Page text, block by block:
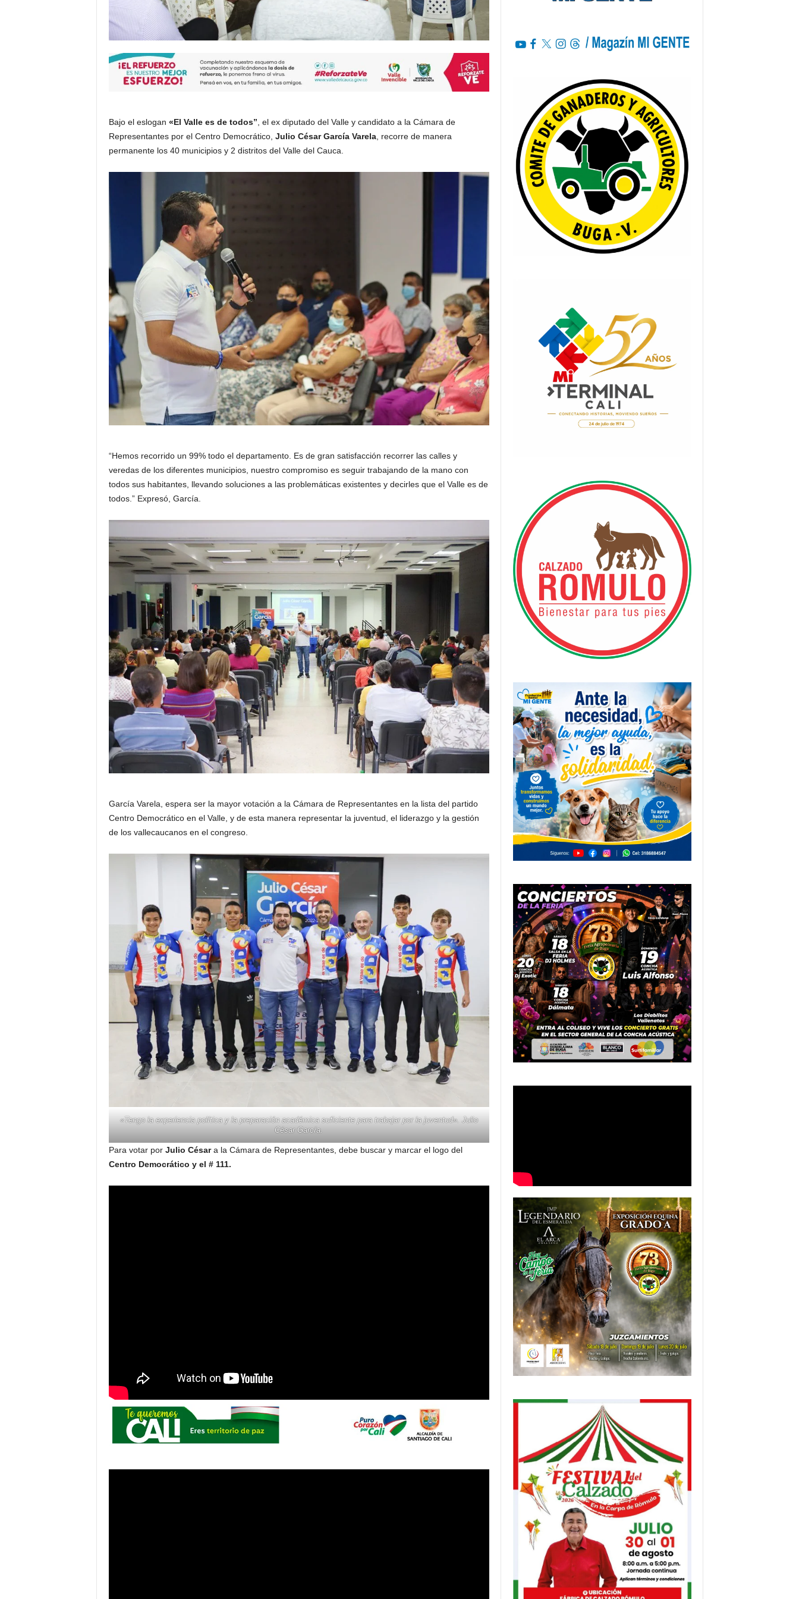
Bajo el eslogan «El Valle es de todos” , el ex diputado del Valle y candidato a la Cámara de
Representantes por el Centro Democrático, Julio César García Varela, recorre de manera
permanente los 40 municipios y 2 distritos del Valle del Cauca.
“Hemos recorrido un 99% todo el departamento. Es de gran satisfacción recorrer las calles y
veredas de los diferentes municipios, nuestro compromiso es seguir trabajando de la mano con
todos sus habitantes, llevando soluciones a las problemáticas existentes y decirles que el Valle es de
todos.” Expresó, García.
García Varela, espera ser la mayor votación a la Cámara de Representantes en la lista del partido
Centro Democrático en el Valle, y de esta manera representar la juventud, el liderazgo y la gestión
de los vallecaucanos en el congreso.
«Tengo la experiencia política y la preparación académica suficiente para trabajar por la juventud». Julio
César García.
Para votar por Julio Césara la Cámara de Representantes, debe buscar y marcar el logo del
Centro Democrático y el # 111.